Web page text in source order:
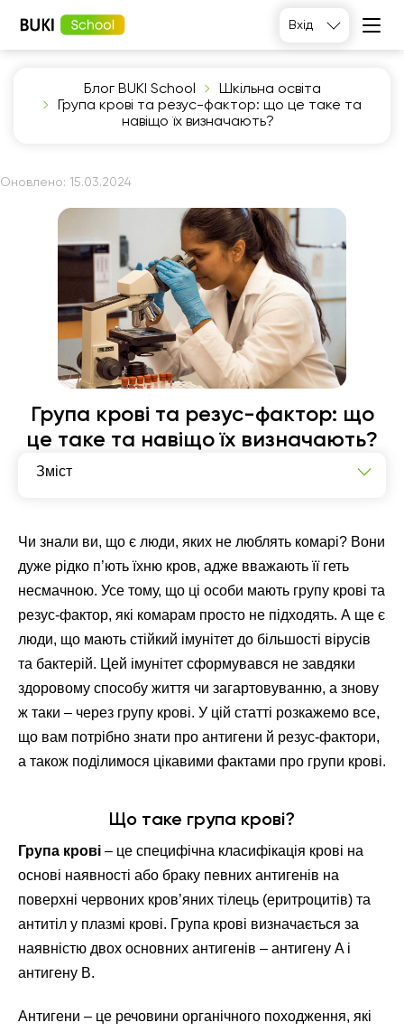
Вхід
Блог BUKI School
Шкільна освіта
Група крові та резус-фактор: що це таке та
навіщо їх визначають?
Оновлено: 15.03.2024
Група крові та резус-фактор: що
це таке та навіщо їх визначають?
Зміст
Факти про групи крові, які ви могли не знати
Чи знали ви, що є люди, яких не люблять комарі? Вони
дуже рідко п’ють їхню кров, адже вважають її геть
несмачною. Усе тому, що ці особи мають групу крові та
резус-фактор, які комарам просто не підходять. А ще є
люди, що мають стійкий імунітет до більшості вірусів
та бактерій. Цей імунітет сформувався не завдяки
здоровому способу життя чи загартовуванню, а знову
ж таки – через групу крові. У цій статті розкажемо все,
що вам потрібно знати про антигени й резус-фактори,
а також поділимося цікавими фактами про групи крові.
Що таке група крові?
Група крові – це специфічна класифікація крові на
основі наявності або браку певних антигенів на
поверхні червоних кров’яних тілець (еритроцитів) та
антитіл у плазмі крові. Група крові визначається за
наявністю двох основних антигенів – антигену A і
антигену B.
Антигени – це речовини органічного походження, які